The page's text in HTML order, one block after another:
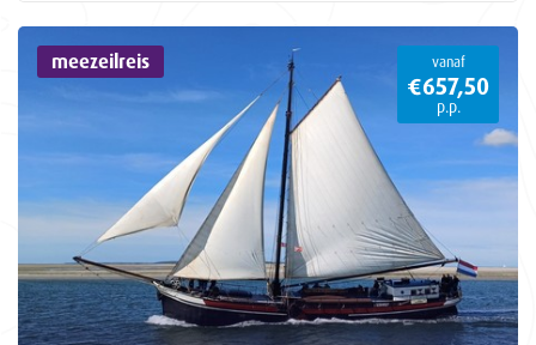
meezeilreis vanaf
€657,50
p.p.